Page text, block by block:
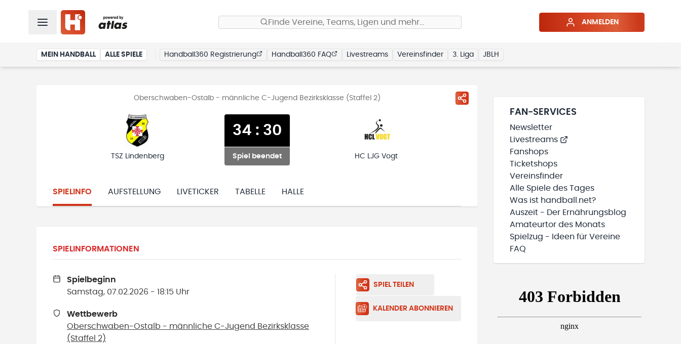
Finde Vereine, Teams, Ligen und mehr… ANMELDEN
MEIN HANDBALL ALLE SPIELE Handball360 Registrierung Handball360 FAQ Livestreams Vereinsfinder 3. Liga JBLH
Oberschwaben-Ostalb - männliche C-Jugend Bezirksklasse (Staffel 2)
TSZ Lindenberg
34 : 30
Spiel beendet HC LJG Vogt
SPIELINFO AUFSTELLUNG LIVETICKER TABELLE HALLE
SPIELINFORMATIONEN
Spielbeginn
Samstag, 07.02.2026 - 18:15 Uhr
Wettbewerb
Oberschwaben-Ostalb - männliche C-Jugend Bezirksklasse
(Staffel 2)
SPIEL TEILEN
KALENDER ABONNIEREN
FAN-SERVICES
Newsletter
Livestreams
Fanshops
Ticketshops
Vereinsfinder
Alle Spiele des Tages
Was ist handball.net?
Auszeit - Der Ernährungsblog
Amateurtor des Monats
Spielzug - Ideen für Vereine
FAQ